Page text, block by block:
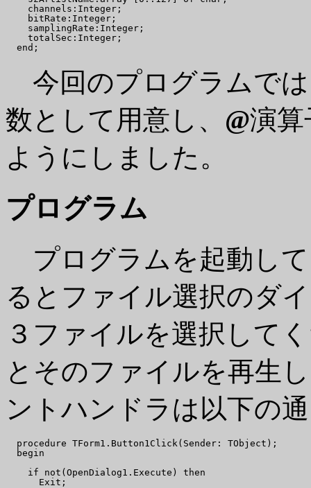
    channels:Integer;
    bitRate:Integer;
    samplingRate:Integer;
    totalSec:Integer;
今回のプログラムで
数として用意し、 @演
ようにしました。
プログラム
プログラムを起動し
るとファイル選択のダ
３ファイルを選択して
とそのファイルを再生
ントハンドラは以下の
  procedure TForm1.Button1Click(Sender: TObject);
  begin
    if not(OpenDialog1.Execute) then
      Exit;